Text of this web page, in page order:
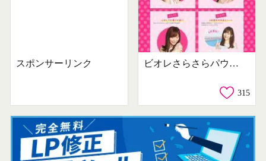
スポンサーリンク ビオレさらさらパウダーシート
315